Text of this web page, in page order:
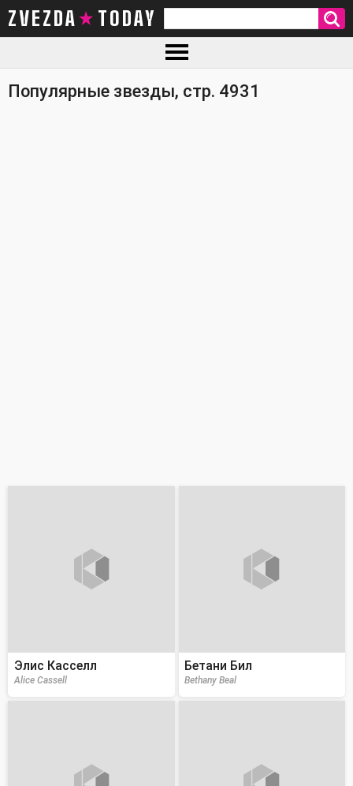
ZVEZDA TODAY
Популярные звезды, стр. 4931
Элис Касселл
Alice Cassell
Бетани Бил
Bethany Beal